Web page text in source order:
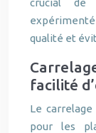
crucial de
qualité et
facilité
Le
pour les